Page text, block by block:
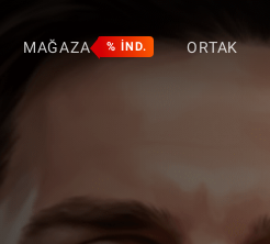
MAĞAZA % IND. ORTAK